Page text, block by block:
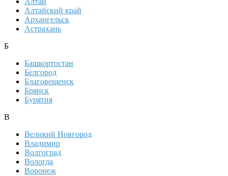
Алтайский край
Архангельск
Астрахань
Б
Башкортостан
Белгород
Благовещенск
Брянск
Бурятия
В
Великий Новгород
Владимир
Волгоград
Вологда
Воронеж